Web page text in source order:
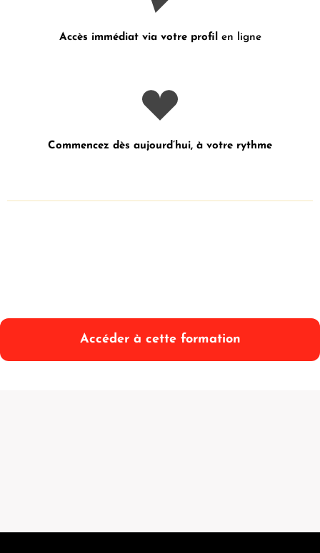
Accès immédiat via votre profilen ligne
Commencez dès aujourd’hui, à votre rythme
Accéder à cette formation